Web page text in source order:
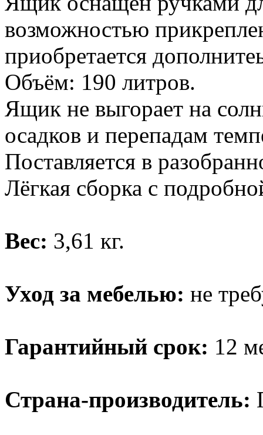
возможностью
приобретается
Объём: 190 литров.
Ящик не выгорает на
осадков и перепадам
Поставляется в
Лёгкая сборка с
Вес: 3,61 кг.
Уход за мебелью: не
Гарантийный срок: 12
Страна-производитель: